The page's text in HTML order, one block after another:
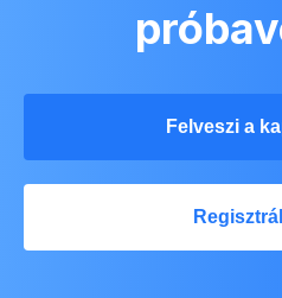
Felveszi a